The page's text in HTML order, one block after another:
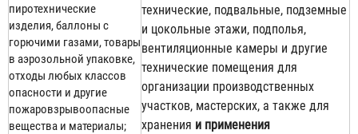
пиротехнические
изделия, баллоны с
горючими газами, товары
в аэрозольной упаковке,
отходы любых классов
опасности и другие
пожаровзрывоопасные
вещества и материалы;
технические, подвальные, подземные
и цокольные этажи, подполья,
вентиляционные камеры и другие
технические помещения для
организации производственных
участков, мастерских, а также для
хранения и применения